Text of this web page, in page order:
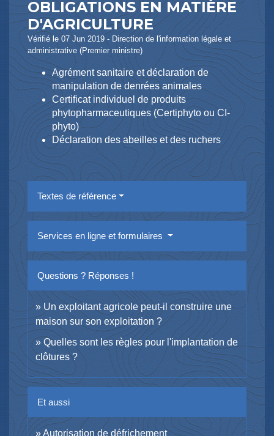
OBLIGATIONS EN MATIÈRE
D'AGRICULTURE
Vérifié le 07 Jun 2019 - Direction de l'information légale et
administrative (Premier ministre)
Agrément sanitaire et déclaration de
manipulation de denrées animales
Certificat individuel de produits
phytopharmaceutiques (Certiphyto ou CI-
phyto)
Déclaration des abeilles et des ruchers
Textes de référence
Services en ligne et formulaires
Questions ? Réponses !
Un exploitant agricole peut-il construire une
maison sur son exploitation ?
Quelles sont les règles pour l'implantation de
clôtures ?
Et aussi
Autorisation de défrichement